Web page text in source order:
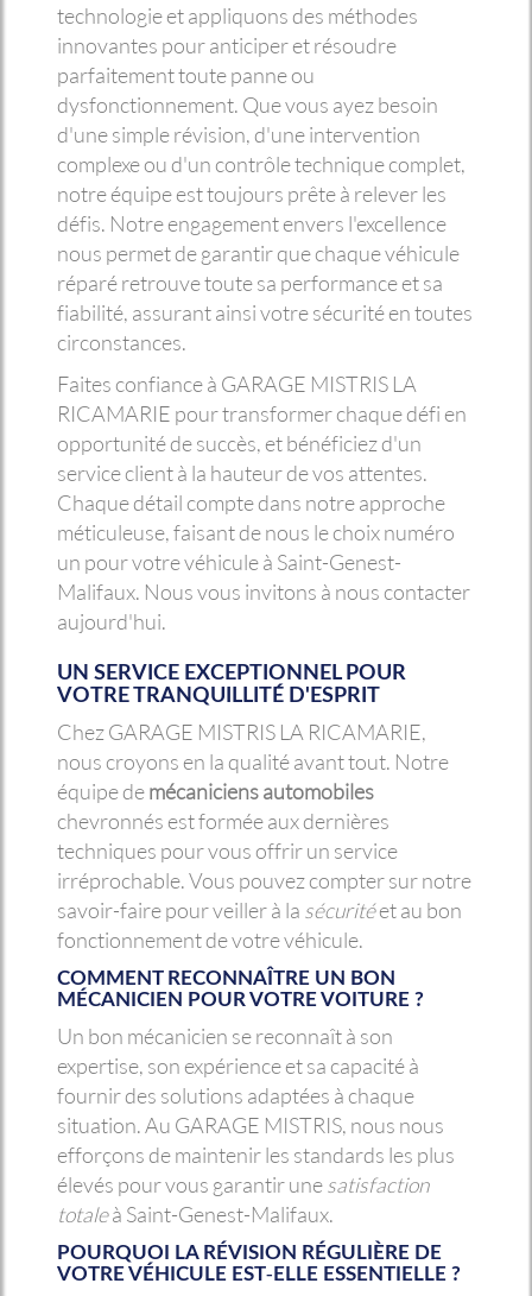
technologie et appliquons des méthodes
innovantes pour anticiper et résoudre
parfaitement toute panne ou
dysfonctionnement. Que vous ayez besoin
d'une simple révision, d'une intervention
complexe ou d'un contrôle technique complet,
notre équipe est toujours prête à relever les
défis. Notre engagement envers l'excellence
nous permet de garantir que chaque véhicule
réparé retrouve toute sa performance et sa
fiabilité, assurant ainsi votre sécurité en toutes
circonstances.
Faites confiance à GARAGE MISTRIS LA
RICAMARIE pour transformer chaque défi en
opportunité de succès, et bénéficiez d'un
service client à la hauteur de vos attentes.
Chaque détail compte dans notre approche
méticuleuse, faisant de nous le choix numéro
un pour votre véhicule à Saint-Genest-
Malifaux. Nous vous invitons à nous contacter
aujourd'hui.
UN SERVICE EXCEPTIONNEL POUR
VOTRE TRANQUILLITÉ D'ESPRIT
Chez GARAGE MISTRIS LA RICAMARIE,
nous croyons en la qualité avant tout. Notre
équipe demécaniciens automobiles
chevronnés est formée aux dernières
techniques pour vous offrir un service
irréprochable. Vous pouvez compter sur notre
savoir-faire pour veiller à la sécuritéet au bon
fonctionnement de votre véhicule.
COMMENT RECONNAÎTRE UN BON
MÉCANICIEN POUR VOTRE VOITURE ?
Un bon mécanicien se reconnaît à son
expertise, son expérience et sa capacité à
fournir des solutions adaptées à chaque
situation. Au GARAGE MISTRIS, nous nous
efforçons de maintenir les standards les plus
élevés pour vous garantir unesatisfaction
totaleà Saint-Genest-Malifaux.
POURQUOI LA RÉVISION RÉGULIÈRE DE
VOTRE VÉHICULE EST-ELLE ESSENTIELLE ?